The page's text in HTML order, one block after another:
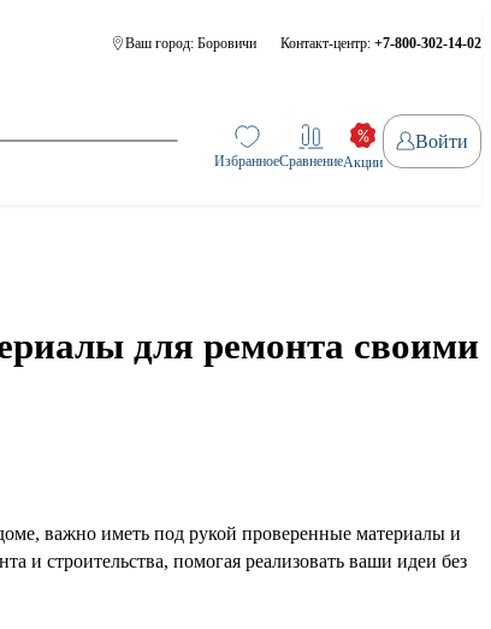
Ваш город: Боровичи Контакт-центр: +7-800-302-14-02
ИзбранноеСравнениеАкции
Войти
для ремонта своими
важно иметь под рукой проверенные материалы и
и строительства, помогая реализовать ваши идеи без